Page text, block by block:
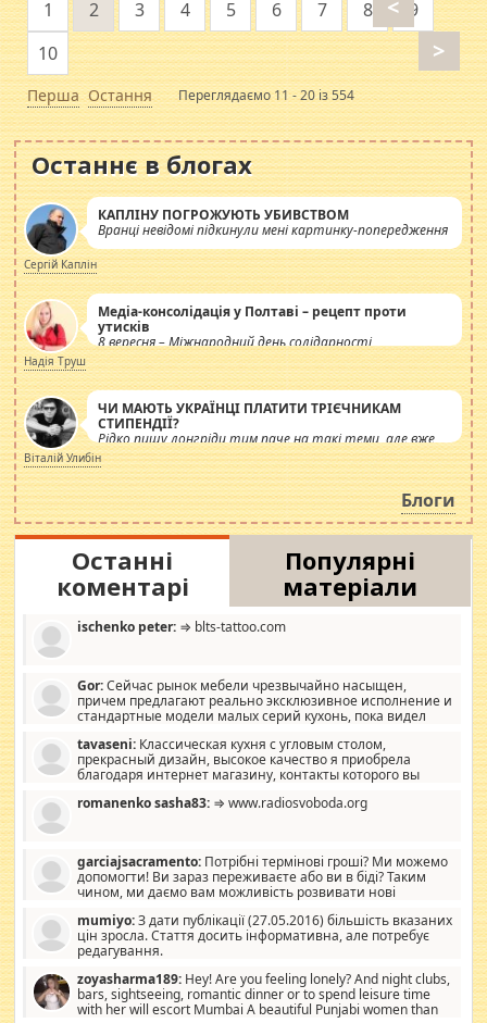
Перша
<
1 2 3 4 5 6 7 8
9
10
>
Остання Переглядаємо 11 - 20 із 554
Останнє в блогах
КАПЛІНУ ПОГРОЖУЮТЬ УБИВСТВОМ
Вранці невідомі підкинули мені картинку-попередження
Сергій Каплін
Медіа-консолідація у Полтаві – рецепт проти
утисків
8 вересня – Міжнародний день солідарності
журналістів.
Надія Труш
ЧИ МАЮТЬ УКРАЇНЦІ ПЛАТИТИ ТРІЄЧНИКАМ
СТИПЕНДІЇ?
Рідко пишу лонгріди тим паче на такі теми, але вже
просто дістало! Обурюють сьогоднішні інсенуації
навколо стипендіального питання. Штучно
роздувається ще одна соціальна катастрофа.
Віталій Улибін
Блоги
Останні
коментарі
Популярні
матеріали
ischenko peter: ⇒ blts-tattoo.com
Gor:Сейчас рынок мебели чрезвычайно насыщен,
причем предлагают реально эксклюзивное исполнение и
стандартные модели малых серий кухонь, пока видел
стандартные формы, в MebelOk, креативненько и что главное -
со вкусом все в порядке, без ненужных наворотов удорожающих
мебель, а это не последний фактор.
tavaseni: Классическая кухня с угловым столом,
прекрасный дизайн, высокое качество я приобрела
благодаря интернет магазину, контакты которого вы
romanenko sasha83: ⇒ www.radiosvoboda.org
garciajsacramento: Потрібні термінові гроші? Ми можемо
допомогти! Ви зараз переживаєте або ви в біді? Таким
чином, ми даємо вам можливість розвивати нові
допомагати людям, які намагаються дати їм шанс. Кожен
заслуговує на другий шанс, і, оскільки влада не зможе, вони
повинні приймати від інших. Для нас нема багато суми, і зрілість
витрат, а тільки узгоджених сум і нічого іншого. Не чекайте і не
коментуйте цей пост. Введіть суму, яку ви хочете подати, і ми
зв'яжемося з вами з усіма варіантами. зв'яжіться з нами
mumiyo:З дати публікації (27.05.2016) більшість вказаних
цін зросла. Стаття досить інформативна, але потребує
редагування.
zoyasharma189: Hey! Are you feeling lonely? And night clubs,
bars, sightseeing, romantic dinner or to spend leisure time
with her will escort Mumbai A beautiful Punjabi women than